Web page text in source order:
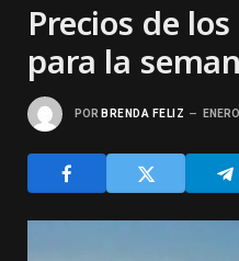
Precios de
para la
POR BRENDA FELIZ